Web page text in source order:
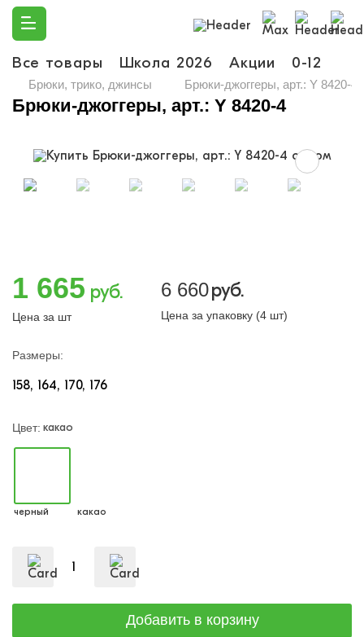
Все товары Школа 2026 Акции 0-12
Брюки, трико, джинсы Брюки-джоггеры, арт.: Y 8420-4
Брюки-джоггеры, арт.: Y 8420-4
1 665 руб.
Цена за шт
6 660руб.
Цена за упаковку (4 шт)
Размеры:
158 164 170 176
Цвет: какао
черный какао